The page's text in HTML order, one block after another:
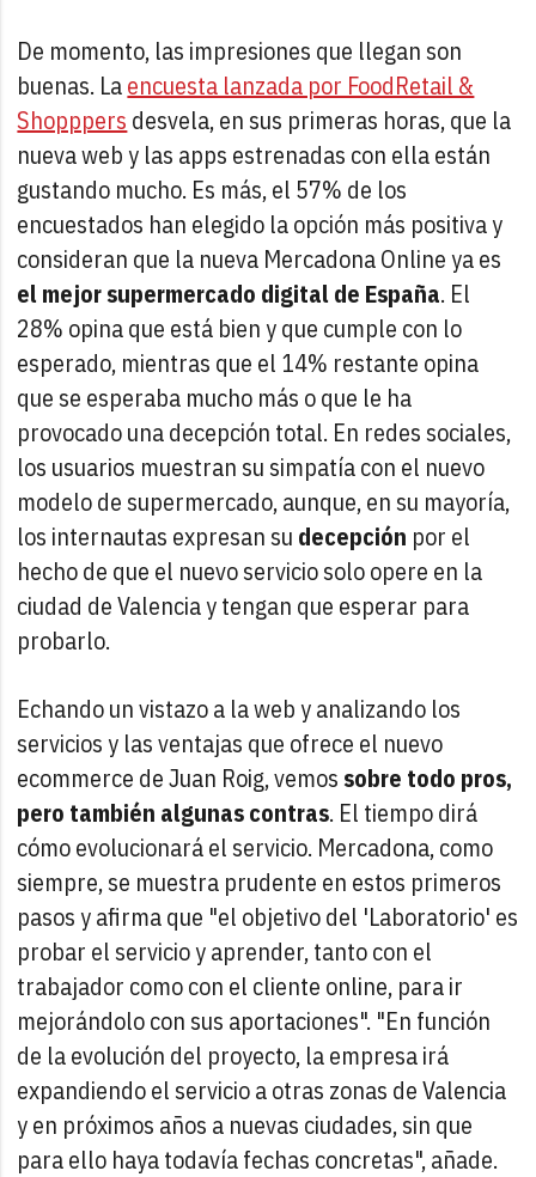
De momento, las impresiones que llegan son
buenas. Laencuesta lanzada por FoodRetail &
Shopppers desvela, en sus primeras horas, que la
nueva web y las apps estrenadas con ella están
gustando mucho. Es más, el 57% de los
encuestados han elegido la opción más positiva y
consideran que la nueva Mercadona Online ya es
el mejor supermercado digital de España. El
28% opina que está bien y que cumple con lo
esperado, mientras que el 14% restante opina
que se esperaba mucho más o que le ha
provocado una decepción total. En redes sociales,
los usuarios muestran su simpatía con el nuevo
modelo de supermercado, aunque, en su mayoría,
los internautas expresan su decepción por el
hecho de que el nuevo servicio solo opere en la
ciudad de Valencia y tengan que esperar para
probarlo.
Echando un vistazo a la web y analizando los
servicios y las ventajas que ofrece el nuevo
ecommerce de Juan Roig, vemos sobre todo pros,
pero también algunas contras. El tiempo dirá
cómo evolucionará el servicio. Mercadona, como
siempre, se muestra prudente en estos primeros
pasos y afirma que "el objetivo del 'Laboratorio' es
probar el servicio y aprender, tanto con el
trabajador como con el cliente online, para ir
mejorándolo con sus aportaciones". "En función
de la evolución del proyecto, la empresa irá
expandiendo el servicio a otras zonas de Valencia
y en próximos años a nuevas ciudades, sin que
para ello haya todavía fechas concretas", añade.